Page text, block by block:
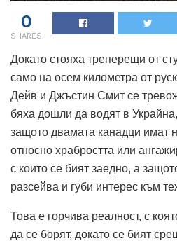
0
SHARES
Докато стояха треперещи от
само на осем километра от
Дейв и Джъстин Смит се
бяха дошли да водят в
защото двамата канадци имат
относно храбростта или
с които се бият заедно, а
разсейва и губи интерес към
Това е горчива реалност, с
да се борят, докато се бият